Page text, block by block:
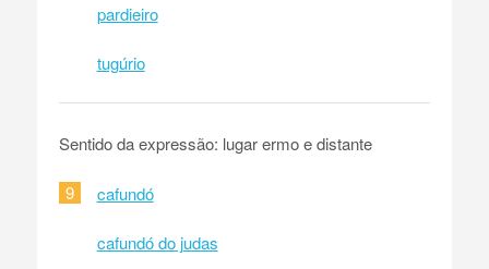
pardieiro
tugúrio
Sentido da expressão: lugar ermo e distante
9 cafundó
cafundó do judas